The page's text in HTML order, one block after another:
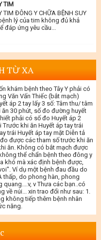
TIM
TIM ĐÔNG Y CHỮA BỆNH SUY
lý của tim không đủ khả
đáp ứng yêu cầu...
TỪ XA
khám bệnh theo Tây Y phải có
Văn Vấn Thiếc (bắt mạch)
áp 2 tay lấy 3 số: Tâm thu/ tâm
30 phút, số đo đường huyết
phải có số đo Huyết áp 2
Trước khi ăn Huyết áp tay trái
trái Huyết áp tay mặt Diễn tả
được các tham số trước khi ăn
ăn. Không có bắt mạch được
thể chẩn bệnh theo đông y
khó mà xác định bệnh được,
Ví dụ một bệnh đau đầu do
thấp, do phong hàn, phong
v Thưa các bạn..có
về núi... xin trao đổi như sau: 1.
không tiếp thêm bệnh nhân
năng.